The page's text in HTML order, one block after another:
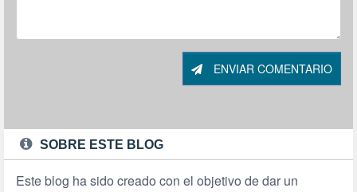
ENVIAR COMENTARIO
SOBRE ESTE BLOG
Este blog ha sido creado con el objetivo de dar un